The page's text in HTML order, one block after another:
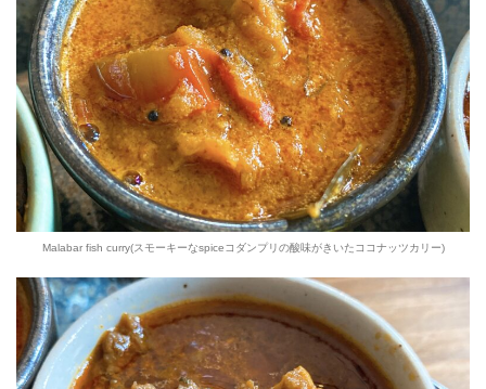
Malabar fish curry(スモーキーなspiceコダンプリの酸味がきいたココナッツカリー)